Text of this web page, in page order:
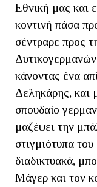
Εθνική μας και
κοντινή πάσα
σέντραρε προς
κάνοντας ένα
Δεληκάρης, και
σπουδαίο
μαζέψει την
στιγμιότυπα
διαδικτυακά,
Μάγερ και τον